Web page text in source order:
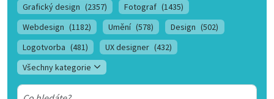
Grafický design (2357) Fotograf (1435)
Webdesign (1182) Umění (578) Design (502)
Logotvorba (481) UX designer (432)
Všechny kategorie